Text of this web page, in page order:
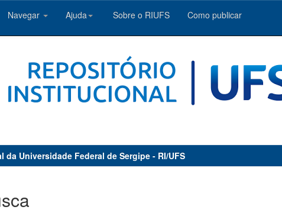
Navegar Ajuda Sobre o RIUFS Como publicar
Universidade Federal de Sergipe - RI/UFS